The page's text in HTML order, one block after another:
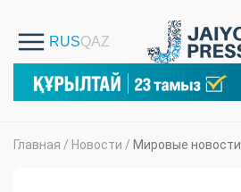
Главная / Новости / Мировые новости